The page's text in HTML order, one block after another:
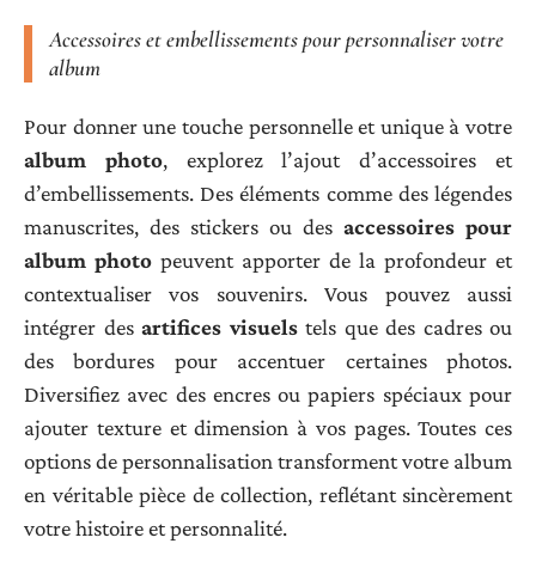
Accessoires et embellissements pour personnaliser votre
album
Pour donner une touche personnelle et unique à votre
album photo, explorez l’ajout d’accessoires et
d’embellissements. Des éléments comme des légendes
manuscrites, des stickers ou des accessoires pour
album photo peuvent apporter de la profondeur et
contextualiser vos souvenirs. Vous pouvez aussi
intégrer des artifices visuelstels que des cadres ou
des bordures pour accentuer certaines photos.
Diversifiez avec des encres ou papiers spéciaux pour
ajouter texture et dimension à vos pages. Toutes ces
options de personnalisation transforment votre album
en véritable pièce de collection, reflétant sincèrement
votre histoire et personnalité.